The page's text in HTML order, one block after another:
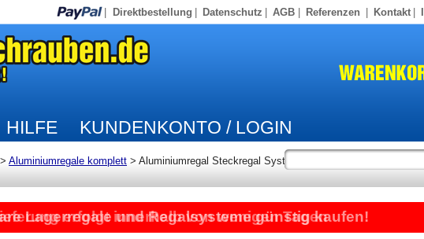
Direktbestellung Datenschutz AGB Referenzen Kontakt
HILFE KUNDENKONTO / LOGIN
> Aluminiumregale komplett > Aluminiumregal Steckregal System
Lagerregale und Regalsysteme günstig kaufen!
erfolgt innerhalb von wenigen Tagen